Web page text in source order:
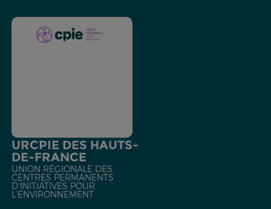
URCPIE DES HAUTS-
DE-FRANCE
UNION RÉGIONALE DES
CENTRES PERMANENTS
D'INITIATIVES POUR
L'ENVIRONNEMENT